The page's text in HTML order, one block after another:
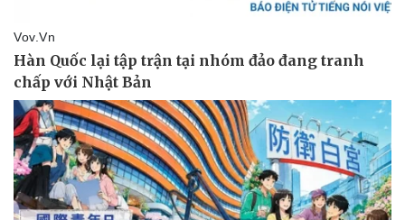
Doanh nghiệp
Thông tin doanh nghiệp
Doanh nghiệp 24h
Doanh nhân
Vì cộng đồng
Sành điệu
Tin Công nghệ
Trải nghiệm
Chuyển đổi số